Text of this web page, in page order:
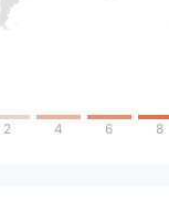
2 4 6 8